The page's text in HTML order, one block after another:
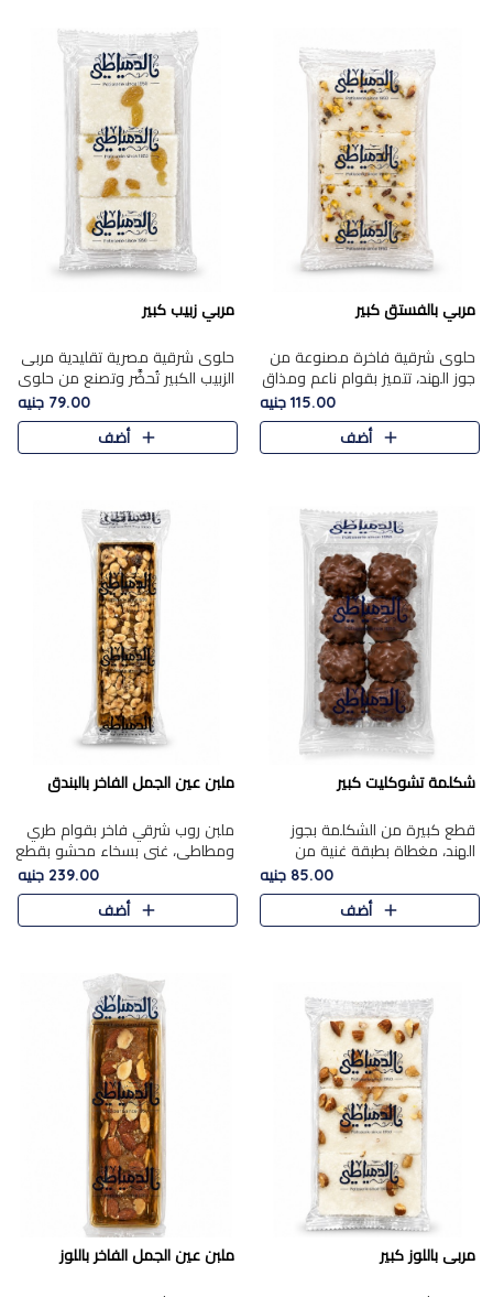
مربي بالفستق كبير
حلوى شرقية فاخرة مصنوعة من
جوز الهند، تتميز بقوام ناعم ومذاق
غني، وتزين بقطع من الفستق
الفاخر التي تضيف عليها قرمشة
115.00 جنيه
أضف
مربي زبيب كبير
حلوى شرقية مصرية تقليدية مربى
الزبيب الكبير تُحضَّر وتصنع من حلوي
جوز الهند باسد بقوام طري ومذاق
غني، وتُزين وتغطا بحبات الزبيب
الذهبي التي ..
79.00 جنيه
أضف
شكلمة تشوكليت كبير
قطع كبيرة من الشكلمة بجوز
الهند، مغطاة بطبقة غنية من
الشوكولاتة الفاخرة لتجمع بين
القوام الطري من الداخل مركز جوز
الهند المطاطي والمذاق الغن..
85.00 جنيه
أضف
ملبن عين الجمل الفاخر بالبندق
ملبن روب شرقي فاخر بقوام طري
ومطاطي، غني بسخاء محشو بقطع
عين الجمل والبندق المحمص التي
تضيف قرمشة مميزة مُرضية
ونكهة جوزية غنية في كل
239.00 جنيه
أضف
مربى باللوز كبير ملبن عين الجمل الفاخر باللوز